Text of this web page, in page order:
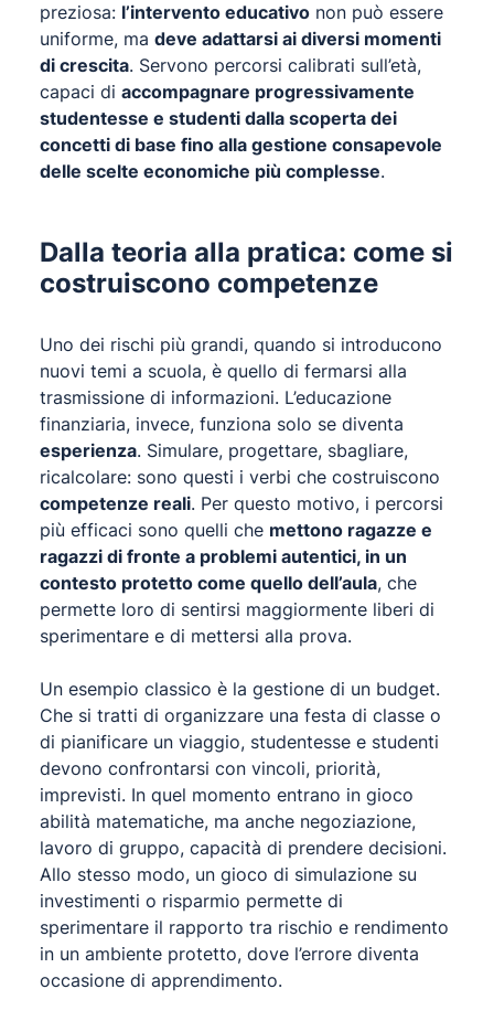
preziosa: l’intervento educativo non può essere
uniforme, ma deve adattarsi ai diversi momenti
di crescita. Servono percorsi calibrati sull’età,
capaci di accompagnare progressivamente
studentesse e studenti dalla scoperta dei
concetti di base fino alla gestione consapevole
delle scelte economiche più complesse.
Dalla teoria alla pratica: come si
costruiscono competenze
Uno dei rischi più grandi, quando si introducono
nuovi temi a scuola, è quello di fermarsi alla
trasmissione di informazioni. L’educazione
finanziaria, invece, funziona solo se diventa
esperienza. Simulare, progettare, sbagliare,
ricalcolare: sono questi i verbi che costruiscono
competenze reali. Per questo motivo, i percorsi
più efficaci sono quelli che mettono ragazze e
ragazzi di fronte a problemi autentici, in un
contesto protetto come quello dell’aula, che
permette loro di sentirsi maggiormente liberi di
sperimentare e di mettersi alla prova.
Un esempio classico è la gestione di un budget.
Che si tratti di organizzare una festa di classe o
di pianificare un viaggio, studentesse e studenti
devono confrontarsi con vincoli, priorità,
imprevisti. In quel momento entrano in gioco
abilità matematiche, ma anche negoziazione,
lavoro di gruppo, capacità di prendere decisioni.
Allo stesso modo, un gioco di simulazione su
investimenti o risparmio permette di
sperimentare il rapporto tra rischio e rendimento
in un ambiente protetto, dove l’errore diventa
occasione di apprendimento.